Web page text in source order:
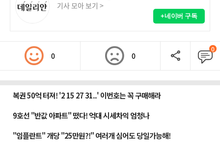
기사 모아 보기 >
+네이버 구독
0 0
0